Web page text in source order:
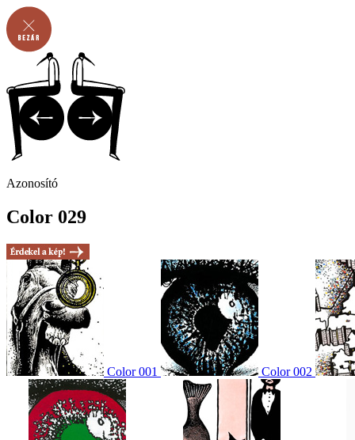
Azonosító
Color 029
Color 001 Color 002